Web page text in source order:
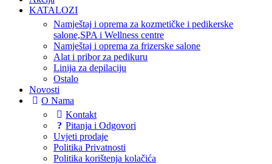
KATALOZI
Namještaj i oprema za kozmetičke i pedikerske
salone,SPA i Wellness centre
Namještaj i oprema za frizerske salone
Alat i pribor za pedikuru
Linija za depilaciju
Ostalo
Novosti
O Nama
Kontakt
Pitanja i Odgovori
Uvjeti prodaje
Politika Privatnosti
Politika korištenja kolačića